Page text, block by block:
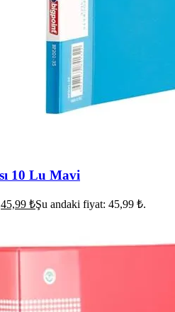
10 Lu Mavi
45,99 ₺Şu andaki fiyat: 45,99 ₺.